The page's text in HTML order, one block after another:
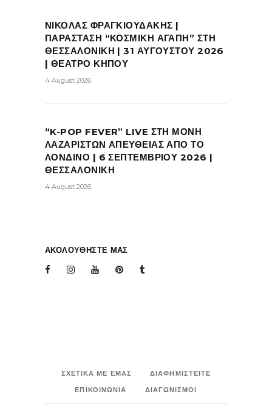
ΝΙΚΟΛΑΣ ΦΡΑΓΚΙΟΥΔΑΚΗΣ |
ΠΑΡΑΣΤΑΣΗ “ΚΟΣΜΙΚΗ ΑΓΑΠΗ” ΣΤΗ
ΘΕΣΣΑΛΟΝΙΚΗ | 31 ΑΥΓΟΥΣΤΟΥ 2026
| ΘΕΑΤΡΟ ΚΗΠΟΥ
4 August 2026
“K-POP FEVER” LIVE ΣΤΗ ΜΟΝΗ
ΛΑΖΑΡΙΣΤΩΝ ΑΠΕΥΘΕΙΑΣ ΑΠΟ ΤΟ
ΛΟΝΔΙΝΟ | 6 ΣΕΠΤΕΜΒΡΙΟΥ 2026 |
ΘΕΣΣΑΛΟΝΙΚΗ
4 August 2026
ΑΚΟΛΟΥΘΗΣΤΕ ΜΑΣ
ΣΧΕΤΙΚΑ ΜΕ ΕΜΑΣ
ΔΙΑΦΗΜΙΣΤΕΙΤΕ
ΕΠΙΚΟΙΝΩΝΙΑ
ΔΙΑΓΩΝΙΣΜΟΙ